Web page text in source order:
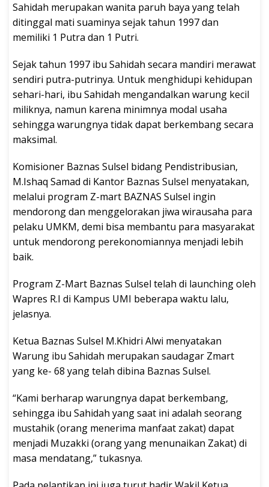
Sahidah merupakan wanita paruh baya yang telah
ditinggal mati suaminya sejak tahun 1997 dan
memiliki 1 Putra dan 1 Putri.
Sejak tahun 1997 ibu Sahidah secara mandiri merawat
sendiri putra-putrinya. Untuk menghidupi kehidupan
sehari-hari, ibu Sahidah mengandalkan warung kecil
miliknya, namun karena minimnya modal usaha
sehingga warungnya tidak dapat berkembang secara
maksimal.
Komisioner Baznas Sulsel bidang Pendistribusian,
M.Ishaq Samad di Kantor Baznas Sulsel menyatakan,
melalui program Z-mart BAZNAS Sulsel ingin
mendorong dan menggelorakan jiwa wirausaha para
pelaku UMKM, demi bisa membantu para masyarakat
untuk mendorong perekonomiannya menjadi lebih
baik.
Program Z-Mart Baznas Sulsel telah di launching oleh
Wapres R.I di Kampus UMI beberapa waktu lalu,
jelasnya.
Ketua Baznas Sulsel M.Khidri Alwi menyatakan
Warung ibu Sahidah merupakan saudagar Zmart
yang ke- 68 yang telah dibina Baznas Sulsel.
“Kami berharap warungnya dapat berkembang,
sehingga ibu Sahidah yang saat ini adalah seorang
mustahik (orang menerima manfaat zakat) dapat
menjadi Muzakki (orang yang menunaikan Zakat) di
masa mendatang,” tukasnya.